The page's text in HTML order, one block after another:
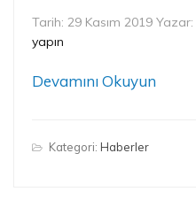
Tarih: 29 Kasım 2019 Yazar:
yapın
Devamını Okuyun
Kategori: Haberler